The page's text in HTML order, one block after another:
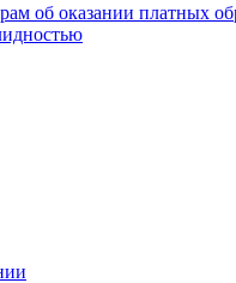
об оказании платных